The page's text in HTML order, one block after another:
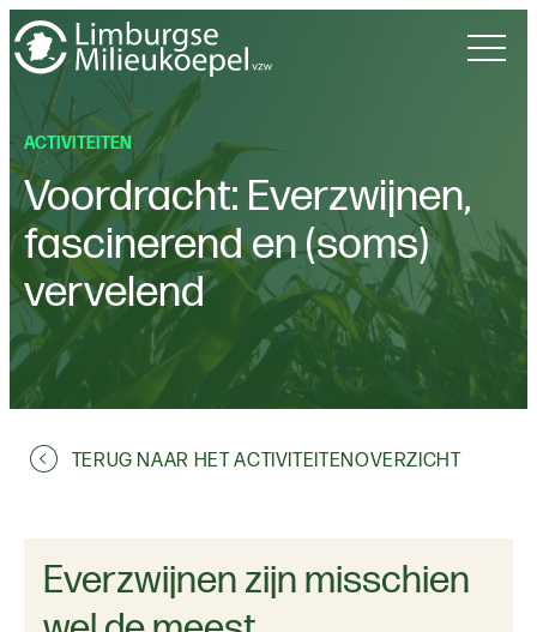
ACTIVITEITEN
Voordracht: Everzwijnen,
fascinerend en (soms)
vervelend
TERUG NAAR HET ACTIVITEITENOVERZICHT
Everzwijnen zijn misschien